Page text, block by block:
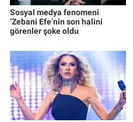
Sosyal medya fenomeni
‘Zebani Efe’nin son halini
görenler şoke oldu